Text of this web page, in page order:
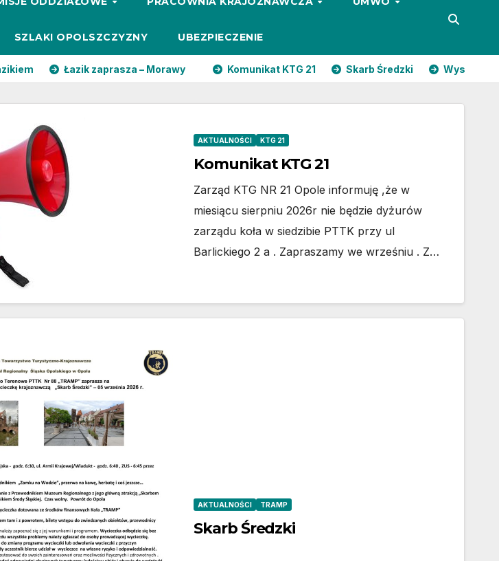
SZLAKI OPOLSZCZYZNY UBEZPIECZENIE
Łazik zaprasza – Morawy Komunikat KTG 21 Skarb Średzki Wysoki Jesenik
AKTUALNOŚCI KTG 21
Komunikat KTG 21
Zarząd KTG NR 21 Opole informuję ,że w
miesiącu sierpniu 2026r nie będzie dyżurów
zarządu koła w siedzibie PTTK przy ul
Barlickiego 2 a . Zapraszamy we wrześniu . Z…
AKTUALNOŚCI TRAMP
Skarb Średzki